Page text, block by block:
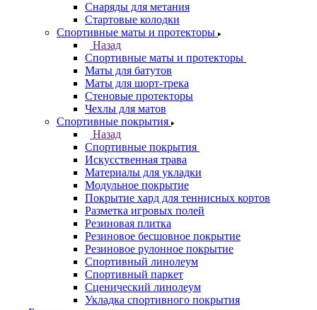
Снаряды для метания
Стартовые колодки
Спортивные маты и протекторы
Назад
Спортивные маты и протекторы
Маты для батутов
Маты для шорт-трека
Стеновые протекторы
Чехлы для матов
Спортивные покрытия
Назад
Спортивные покрытия
Искусственная трава
Материалы для укладки
Модульное покрытие
Покрытие хард для теннисных кортов
Разметка игровых полей
Резиновая плитка
Резиновое бесшовное покрытие
Резиновое рулонное покрытие
Спортивный линолеум
Спортивный паркет
Сценический линолеум
Укладка спортивного покрытия